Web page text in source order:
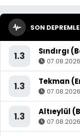
SON
1.3 Sındırgı
1.3 Tekman
1.3 Altıeylül